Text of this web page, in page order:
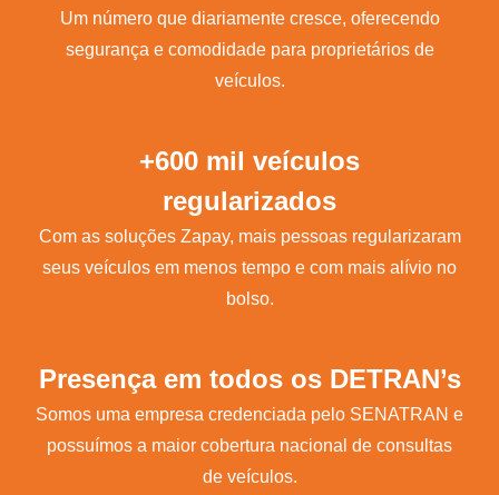
Um número que diariamente cresce, oferecendo
segurança e comodidade para proprietários de
veículos.
+600 mil veículos
regularizados
Com as soluções Zapay, mais pessoas regularizaram
seus veículos em menos tempo e com mais alívio no
bolso.
Presença em todos os DETRAN’s
Somos uma empresa credenciada pelo SENATRAN e
possuímos a maior cobertura nacional de consultas
de veículos.